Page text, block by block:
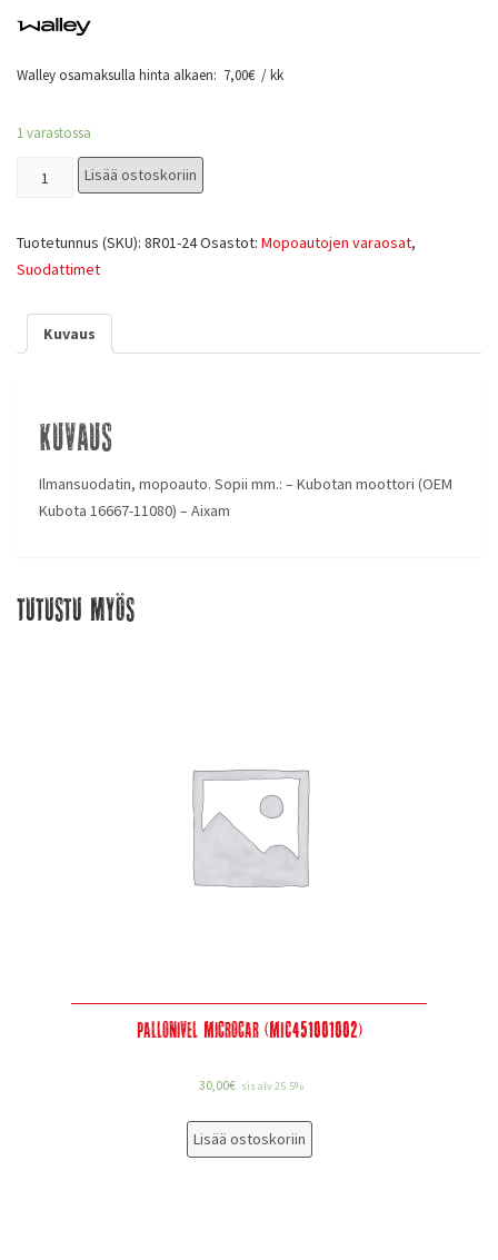
Walley osamaksulla hinta alkaen: 7,00€ / kk
1 varastossa
Lisää ostoskoriin
Tuotetunnus (SKU): 8R01-24Osastot: Mopoautojen varaosat,
Suodattimet
Kuvaus
Kuvaus
Ilmansuodatin, mopoauto. Sopii mm.: – Kubotan moottori (OEM
Kubota 16667-11080) – Aixam
Tutustu myös
Pallonivel Microcar (MIC451001002)
30,00€ sis alv 25.5%
Lisää ostoskoriin